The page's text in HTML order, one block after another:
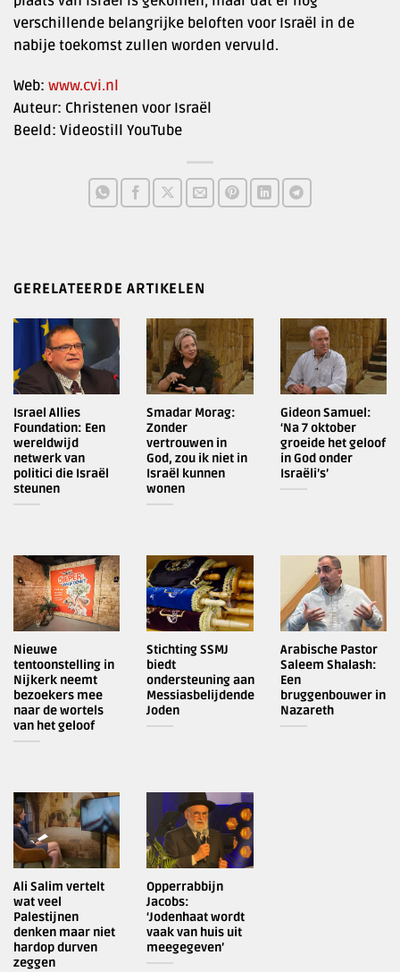
verschillende belangrijke beloften voor Israël in de
nabije toekomst zullen worden vervuld.
Web: www.cvi.nl
Auteur: Christenen voor Israël
Beeld: Videostill YouTube
GERELATEERDE ARTIKELEN
Israel Allies
Foundation: Een
wereldwijd
netwerk van
politici die Israël
steunen
Smadar Morag:
Zonder
vertrouwen in
God, zou ik niet in
Israël kunnen
wonen
Gideon Samuel:
‘Na 7 oktober
groeide het geloof
in God onder
Israëli’s’
Nieuwe
tentoonstelling in
Nijkerk neemt
bezoekers mee
naar de wortels
van het geloof
Stichting SSMJ
biedt
ondersteuning aan
Messiasbelijdende
Joden
Arabische Pastor
Saleem Shalash:
Een
bruggenbouwer in
Nazareth
Ali Salim vertelt
wat veel
Palestijnen
denken maar niet
hardop durven
zeggen
Opperrabbijn
Jacobs:
‘Jodenhaat wordt
vaak van huis uit
meegegeven’